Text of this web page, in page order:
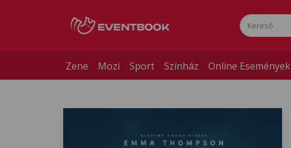
Zene Mozi Sport Színház Online Események